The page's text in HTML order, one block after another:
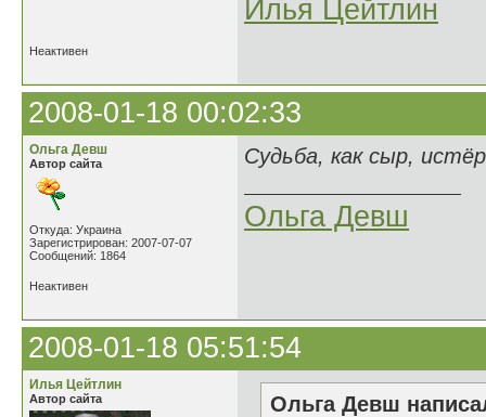
Илья Цейтлин
Неактивен
2008-01-18 00:02:33
Ольга Девш
Автор сайта
Откуда: Украина
Зарегистрирован: 2007-07-07
Сообщений: 1864
Cудьба, как сыр,
Ольга Девш
Неактивен
2008-01-18 05:51:54
Илья Цейтлин
Автор сайта
Ольга Девш